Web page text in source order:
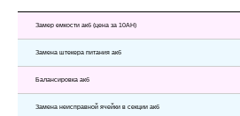
Замер емкости акб (цена за 10АН)
Замена штекера питания акб
Балансировка акб
Замена неисправной ячейки в секции акб